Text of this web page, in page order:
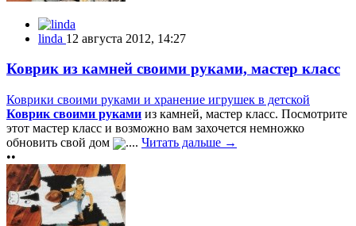
linda 12 августа 2012, 14:27
Коврик из камней своими руками, мастер класс
Коврики своими руками и хранение игрушек в детской
Коврик своими руками из камней, мастер класс. Посмотрите
этот мастер класс и возможно вам захочется немножко
обновить свой дом
.... Читать дальше →
••